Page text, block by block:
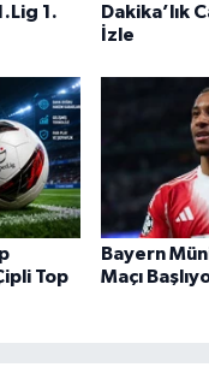
1.
Dakika’lık
İzle
Top
Bayern
Maçı